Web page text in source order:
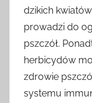
dzikich
prowadzi do
pszczół.
herbicydów
zdrowie
systemu